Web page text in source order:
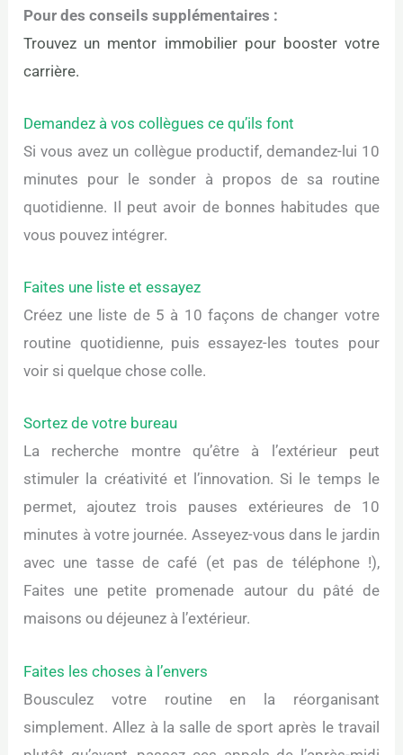
Pour des conseils supplémentaires :
Trouvez un mentor immobilier pour booster votre
carrière.
Demandez à vos collègues ce qu’ils font
Si vous avez un collègue productif, demandez-lui 10
minutes pour le sonder à propos de sa routine
quotidienne. Il peut avoir de bonnes habitudes que
vous pouvez intégrer.
Faites une liste et essayez
Créez une liste de 5 à 10 façons de changer votre
routine quotidienne, puis essayez-les toutes pour
voir si quelque chose colle.
Sortez de votre bureau
La recherche montre qu’être à l’extérieur peut
stimuler la créativité et l’innovation. Si le temps le
permet, ajoutez trois pauses extérieures de 10
minutes à votre journée. Asseyez-vous dans le jardin
avec une tasse de café (et pas de téléphone !),
Faites une petite promenade autour du pâté de
maisons ou déjeunez à l’extérieur.
Faites les choses à l’envers
Bousculez votre routine en la réorganisant
simplement. Allez à la salle de sport après le travail